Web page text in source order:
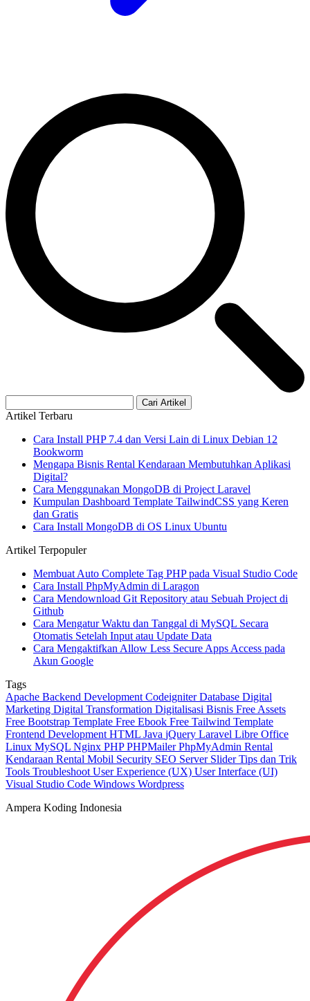
Cari Artikel
Artikel Terbaru
Cara Install PHP 7.4 dan Versi Lain di Linux Debian 12
Bookworm
Mengapa Bisnis Rental Kendaraan Membutuhkan Aplikasi
Digital?
Cara Menggunakan MongoDB di Project Laravel
Kumpulan Dashboard Template TailwindCSS yang Keren
dan Gratis
Cara Install MongoDB di OS Linux Ubuntu
Artikel Terpopuler
Membuat Auto Complete Tag PHP pada Visual Studio Code
Cara Install PhpMyAdmin di Laragon
Cara Mendownload Git Repository atau Sebuah Project di
Github
Cara Mengatur Waktu dan Tanggal di MySQL Secara
Otomatis Setelah Input atau Update Data
Cara Mengaktifkan Allow Less Secure Apps Access pada
Akun Google
Tags
Apache Backend Development CodeigniterDatabase Digital
Marketing Digital Transformation Digitalisasi Bisnis Free Assets
Free Bootstrap Template Free Ebook Free Tailwind Template
Frontend Development HTML Java jQuery Laravel Libre Office
Linux MySQL Nginx PHPPHPMailerPhpMyAdmin Rental
Kendaraan Rental Mobil Security SEO Server SliderTips dan Trik
Tools Troubleshoot User Experience (UX) User Interface (UI)
Visual Studio Code Windows Wordpress
Ampera Koding Indonesia